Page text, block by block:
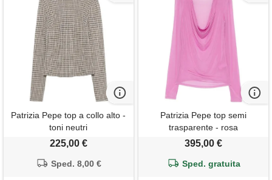
Patrizia Pepe top a collo alto -
toni neutri
225,00 €
Sped. 8,00 €
Patrizia Pepe top semi
trasparente - rosa
395,00 €
Sped. gratuita